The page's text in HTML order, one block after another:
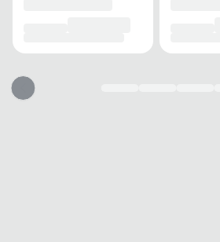
Alta
Sim
FECHAMENTO